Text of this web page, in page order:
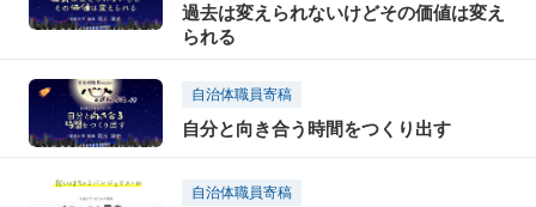
過去は変えられないけどその価値は変え
られる
自治体職員寄稿
自分と向き合う時間をつくり出す
自治体職員寄稿